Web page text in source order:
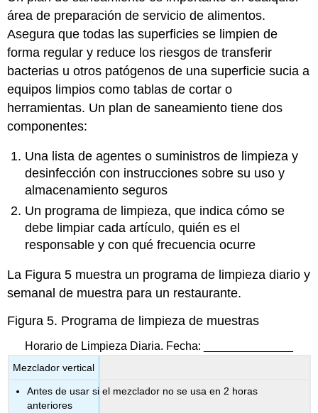
área de preparación de servicio de alimentos.
Asegura que todas las superficies se limpien de
forma regular y reduce los riesgos de transferir
bacterias u otros patógenos de una superficie sucia a
equipos limpios como tablas de cortar o
herramientas. Un plan de saneamiento tiene dos
componentes:
Una lista de agentes o suministros de limpieza y
desinfección con instrucciones sobre su uso y
almacenamiento seguros
Un programa de limpieza, que indica cómo se
debe limpiar cada artículo, quién es el
responsable y con qué frecuencia ocurre
La Figura 5 muestra un programa de limpieza diario y
semanal de muestra para un restaurante.
Figura 5. Programa de limpieza de muestras
Horario de Limpieza Diaria. Fecha: ______________
Mezclador vertical
Antes de usar si el mezclador no se usa en 2 horas
anteriores